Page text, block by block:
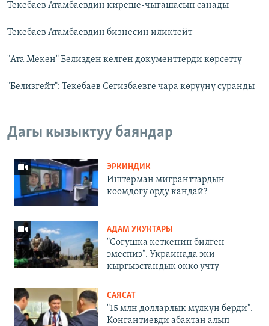
Текебаев Атамбаевдин киреше-чыгашасын санады
Текебаев Атамбаевдин бизнесин иликтейт
"Ата Мекен" Белизден келген документтерди көрсөттү
"Белизгейт": Текебаев Сегизбаевге чара көрүүнү суранды
Дагы кызыктуу баяндар
ЭРКИНДИК
Иштерман мигранттардын
коомдогу орду кандай?
АДАМ УКУКТАРЫ
"Согушка кеткенин билген
эмеспиз". Украинада эки
кыргызстандык окко учту
САЯСАТ
"15 млн долларлык мүлкүн берди".
Конгантиевди абактан алып